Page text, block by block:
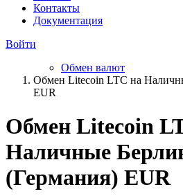
Контакты
Документация
Войти
Обмен валют
Обмен Litecoin LTC на
EUR
Обмен Litecoin
Наличные
(Германия) EUR